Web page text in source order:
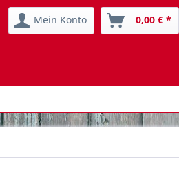
Mein Konto 0,00 € *